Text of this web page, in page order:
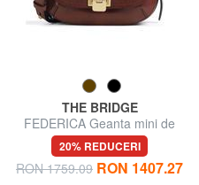
THE BRIDGE
FEDERICA Geanta mini de
umar, din piele
20% REDUCERI
RON 1759.09 RON 1407.27